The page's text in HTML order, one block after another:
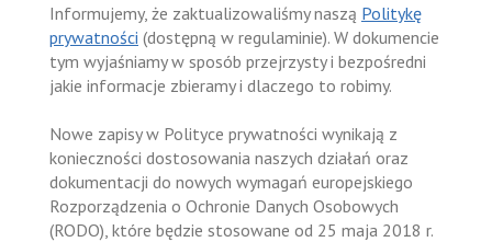
Informujemy, że zaktualizowaliśmy naszą Politykę
prywatności (dostępną w regulaminie). W dokumencie
tym wyjaśniamy w sposób przejrzysty i bezpośredni
jakie informacje zbieramy i dlaczego to robimy.
Nowe zapisy w Polityce prywatności wynikają z
konieczności dostosowania naszych działań oraz
dokumentacji do nowych wymagań europejskiego
Rozporządzenia o Ochronie Danych Osobowych
(RODO), które będzie stosowane od 25 maja 2018 r.